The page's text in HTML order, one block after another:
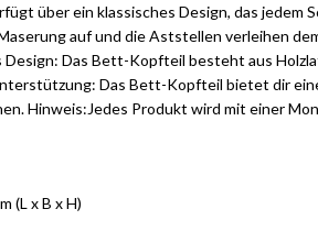
über ein klassisches Design, das
auf und die Aststellen verleihen
Das Bett-Kopfteil besteht aus
Das Bett-Kopfteil bietet dir
Hinweis:Jedes Produkt wird mit einer
(L x B x H)